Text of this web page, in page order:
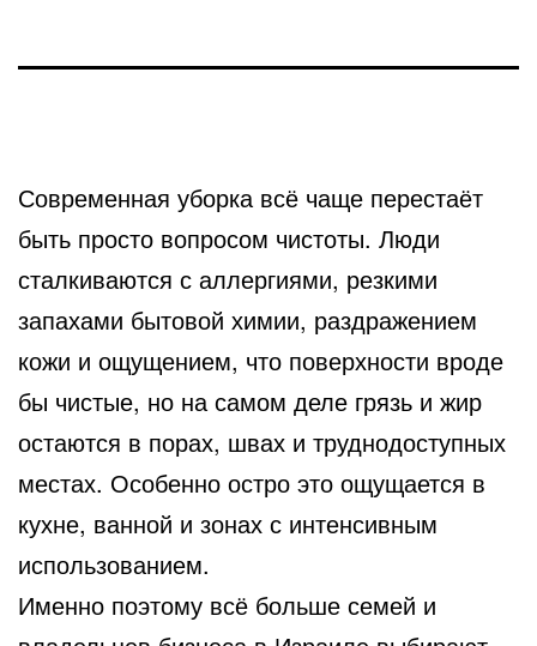
Современная уборка всё чаще перестаёт
быть просто вопросом чистоты. Люди
сталкиваются с аллергиями, резкими
запахами бытовой химии, раздражением
кожи и ощущением, что поверхности вроде
бы чистые, но на самом деле грязь и жир
остаются в порах, швах и труднодоступных
местах. Особенно остро это ощущается в
кухне, ванной и зонах с интенсивным
использованием.
Именно поэтому всё больше семей и